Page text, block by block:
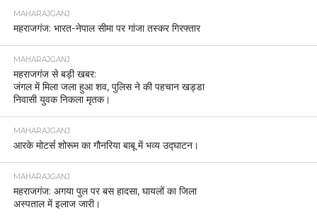
MAHARAJGANJ
महराजगंज: भारत-नेपाल सीमा पर गांजा तस्कर गिरफ्तार
MAHARAJGANJ
महराजगंज से बड़ी खबर:
जंगल में मिला जला हुआ शव, पुलिस ने की पहचान खड्डा
निवासी युवक निकला मृतक।
MAHARAJGANJ
आरके मोटर्स शोरूम का गौनरिया बाबू में भव्य उद्घाटन।
MAHARAJGANJ
महराजगंज: अगया पुल पर बस हादसा, घायलों का जिला
अस्पताल में इलाज जारी।